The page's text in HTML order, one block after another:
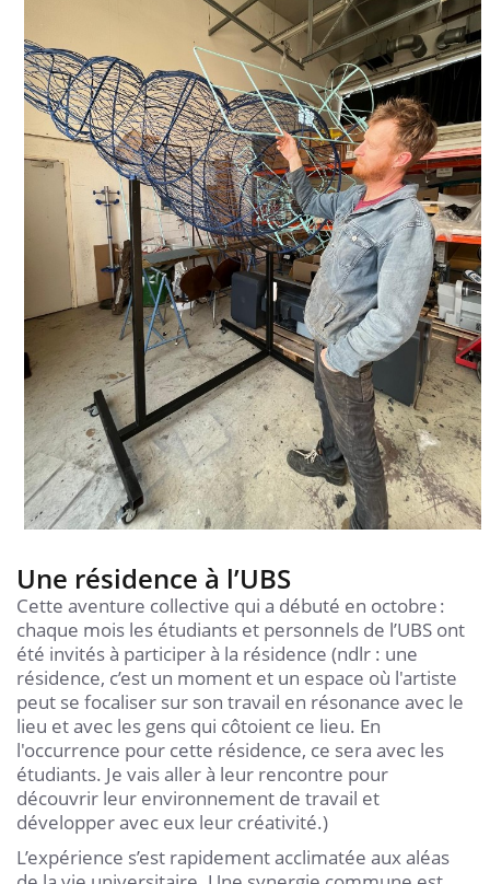
Une résidence à l’UBS
Cette aventure collective qui a débuté en octobre :
chaque mois les étudiants et personnels de l’UBS ont
été invités à participer à la résidence (ndlr : une
résidence, c’est un moment et un espace où l'artiste
peut se focaliser sur son travail en résonance avec le
lieu et avec les gens qui côtoient ce lieu. En
l'occurrence pour cette résidence, ce sera avec les
étudiants. Je vais aller à leur rencontre pour
découvrir leur environnement de travail et
développer avec eux leur créativité.)
L’expérience s’est rapidement acclimatée aux aléas